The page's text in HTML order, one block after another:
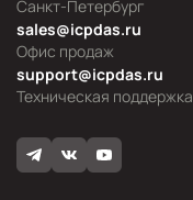
Офис продаж
sales@icpdas.ru
Санкт-Петербург
Техническая поддержка
support@icpdas.ru